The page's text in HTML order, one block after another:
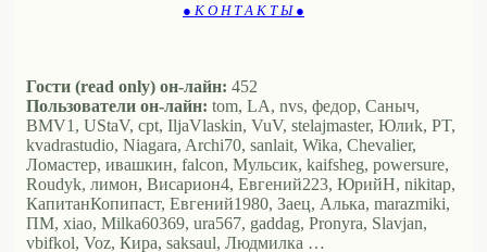
● К О Н Т А К Т Ы ●
Гости (read only) он-лайн: 452
Пользователи он-лайн: tom, LA, nvs, федор, Саныч,
BMV1, UStaV, cpt, IljaVlaskin, VuV, stelajmaster, Юлиk, PT,
kvadrastudio, Niagara, Archi70, sanlait, Wika, Chevalier,
Ломастер, ивашкин, falcon, Мульсик, kaifsheg, powersure,
Roudyk, лимон, Висариoн4, Евгений223, ЮрийН, nikitap,
КапитанКопипаст, Евгений1980, Заец, Алька, marazmiki,
ПМ, xiao, Milka60369, ura567, gaddag, Pronyra, Slavjan,
vbifkol, Voz, Кира, saksaul, Людмилка …